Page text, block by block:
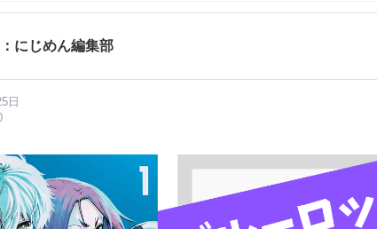
にじめん編集部
日